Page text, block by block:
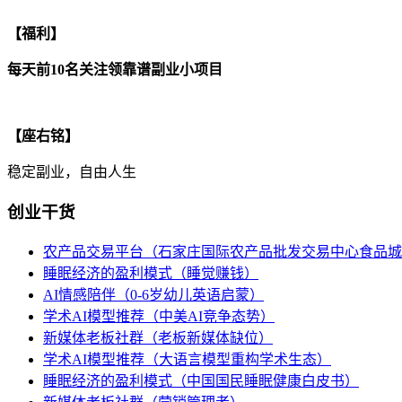
【福利】
每天前10名关注领靠谱副业小项目
【座右铭】
稳定副业，自由人生
创业干货
农产品交易平台（石家庄国际农产品批发交易中心食品
睡眠经济的盈利模式（睡觉赚钱）
AI情感陪伴（0-6岁幼儿英语启蒙）
学术AI模型推荐（中美AI竞争态势）
新媒体老板社群（老板新媒体缺位）
学术AI模型推荐（大语言模型重构学术生态）
睡眠经济的盈利模式（中国国民睡眠健康白皮书）